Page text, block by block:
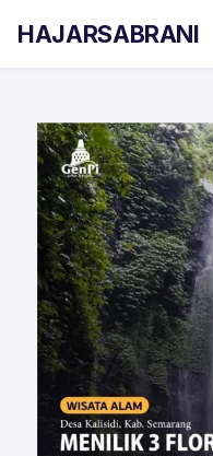
HAJARSABRANI